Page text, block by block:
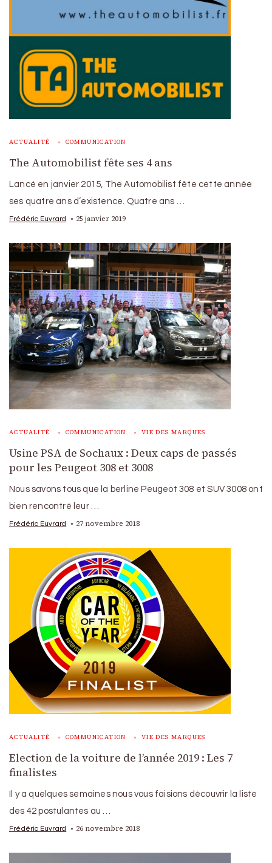
ACTUALITÉ COMMUNICATION
The Automobilist fête ses 4 ans
Lancé en janvier 2015, The Automobilist fête cette année
ses quatre ans d’existence. Quatre ans …
Frédéric Euvrard 25 janvier 2019
ACTUALITÉ COMMUNICATION VIE DES MARQUES
Usine PSA de Sochaux : Deux caps de passés
pour les Peugeot 308 et 3008
Nous savons tous que la berline Peugeot 308 et SUV 3008 ont
bien rencontré leur …
Frédéric Euvrard 27 novembre 2018
ACTUALITÉ COMMUNICATION VIE DES MARQUES
Election de la voiture de l’année 2019 : Les 7
finalistes
Il y a quelques semaines nous vous faisions découvrir la liste
des 42 postulantes au …
Frédéric Euvrard 26 novembre 2018